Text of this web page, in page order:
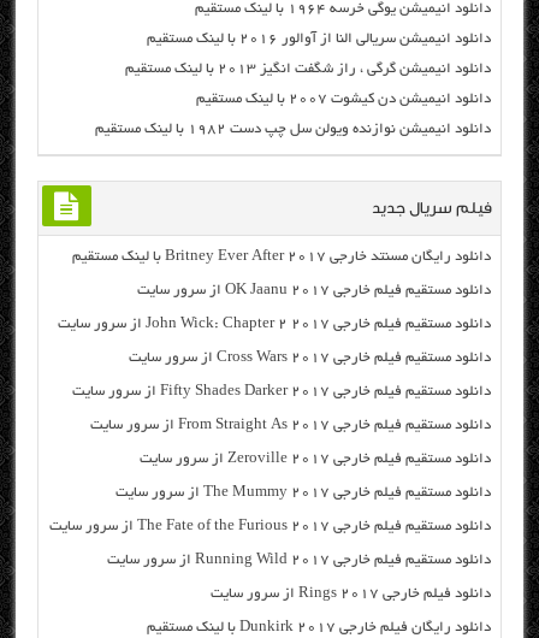
دانلود انیمیشن یوگی خرسه ۱۹۶۴ با لینک مستقیم
دانلود انیمیشن سریالی النا از آوالور ۲۰۱۶ با لینک مستقیم
دانلود انیمیشن گرگی ، راز شگفت انگیز ۲۰۱۳ با لینک مستقیم
دانلود انیمیشن دن کیشوت ۲۰۰۷ با لینک مستقیم
دانلود انیمیشن نوازنده ویولن سل چپ دست ۱۹۸۲ با لینک مستقیم
فیلم سریال جدید
دانلود رایگان مسنتد خارجی Britney Ever After 2017 با لینک مستقیم
دانلود مستقیم فیلم خارجی OK Jaanu 2017 از سرور سایت
دانلود مستقیم فیلم خارجی John Wick: Chapter 2 2017 از سرور سایت
دانلود مستقیم فیلم خارجی Cross Wars 2017 از سرور سایت
دانلود مستقیم فیلم خارجی Fifty Shades Darker 2017 از سرور سایت
دانلود مستقیم فیلم خارجی From Straight As 2017 از سرور سایت
دانلود مستقیم فیلم خارجی Zeroville 2017 از سرور سایت
دانلود مستقیم فیلم خارجی The Mummy 2017 از سرور سایت
دانلود مستقیم فیلم خارجی The Fate of the Furious 2017 از سرور سایت
دانلود مستقیم فیلم خارجی Running Wild 2017 از سرور سایت
دانلود فیلم خارجی Rings 2017 از سرور سایت
دانلود رایگان فیلم خارجی Dunkirk 2017 با لینک مستقیم